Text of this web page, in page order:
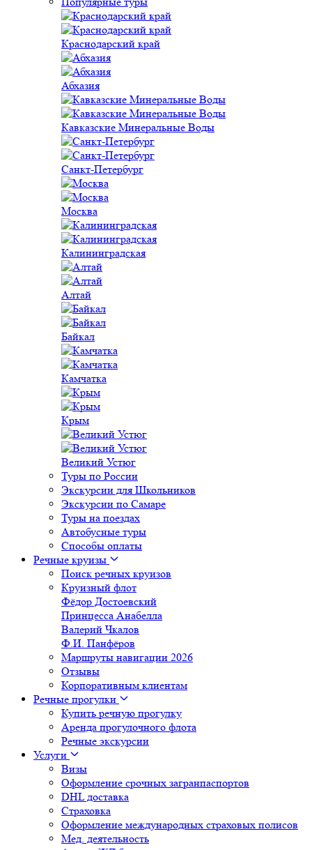
Краснодарский край
Абхазия
Кавказские Минеральные Воды
Санкт-Петербург
Москва
Калининградская
Алтай
Байкал
Камчатка
Крым
Великий Устюг
Туры по России
Экскурсии для Школьников
Экскурсии по Самаре
Туры на поездах
Автобусные туры
Способы оплаты
Речные круизы
Поиск речных круизов
Круизный флот
Фёдор Достоевский
Принцесса Анабелла
Валерий Чкалов
Ф.И. Панфёров
Маршруты навигации 2026
Отзывы
Корпоративным клиентам
Речные прогулки
Купить речную прогулку
Аренда прогулочного флота
Речные экскурсии
Услуги
Визы
Оформление срочных загранпаспортов
DHL доставка
Страховка
Оформление международных страховых полисов
Мед. деятельность